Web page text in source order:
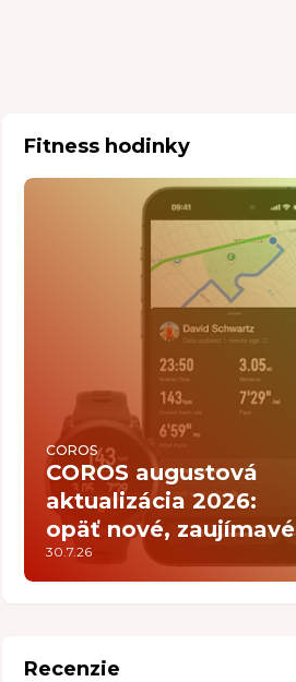
Fitness hodinky
COROS
COROS augustová
aktualizácia 2026:
opäť nové, zaujímavé
funkcie
30.7.26
Recenzie